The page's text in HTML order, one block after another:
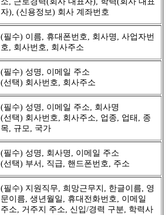
자), (신용정보) 회사 계좌번호
(필수) 이름, 휴대폰번호, 회사명, 사업자번
호, 회사번호, 회사주소
(필수) 성명, 이메일 주소
(선택) 회사번호, 회사주소
(필수) 성명, 이메일 주소, 회사명
(선택) 회사번호, 회사주소, 업종, 업태, 종
목, 규모, 국가
(필수) 성명, 회사명, 이메일 주소
(선택) 부서, 직급, 핸드폰번호, 주소
(필수) 지원직무, 희망근무지, 한글이름, 영
문이름, 생년월일, 휴대전화번호, 이메일
주소, 거주지 주소, 신입/경력 구분, 학력사